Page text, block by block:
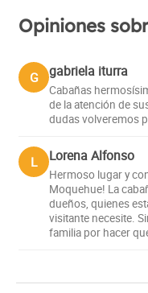
masajes a domicilio,
bioenergético, shiatsu,
diagnóstico,
Las cabañas se
villa del Lago
km del parque de
No se aceptan
las cabañas.
Opiniones
G gabriela iturra
Cabañas
de la atención de
dudas volveremos
L Lorena Alfonso
Hermoso lugar y
Moquehue! La
dueños, quienes
visitante necesite.
familia por hacer